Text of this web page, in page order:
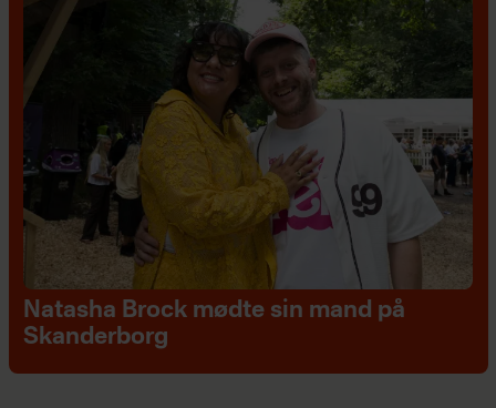
Natasha Brock mødte sin mand på
Skanderborg